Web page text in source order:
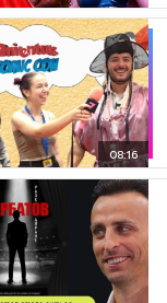
08:16